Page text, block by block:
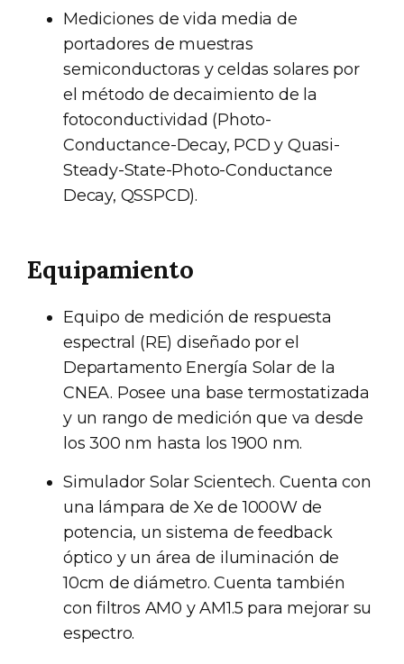
Mediciones de vida media de
portadores de muestras
semiconductoras y celdas solares por
el método de decaimiento de la
fotoconductividad (Photo-
Conductance-Decay, PCD y Quasi-
Steady-State-Photo-Conductance
Decay, QSSPCD).
Equipamiento
Equipo de medición de respuesta
espectral (RE) diseñado por el
Departamento Energía Solar de la
CNEA. Posee una base termostatizada
y un rango de medición que va desde
los 300 nm hasta los 1900 nm.
Simulador Solar Scientech. Cuenta con
una lámpara de Xe de 1000W de
potencia, un sistema de feedback
óptico y un área de iluminación de
10cm de diámetro. Cuenta también
con filtros AM0 y AM1.5 para mejorar su
espectro.